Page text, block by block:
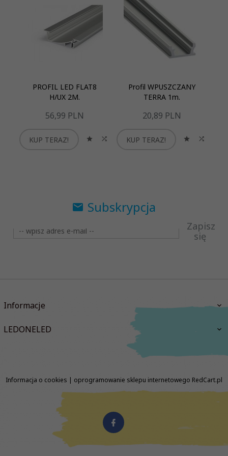
PROFIL LED FLAT8
H/UX 2M.
56,99 PLN
KUP TERAZ!
Profil WPUSZCZANY
TERRA 1m.
20,89 PLN
KUP TERAZ!
Subskrypcja
Zapisz
się
Informacje
LEDONELED
biuro@ledoneled.pl
Informacja o cookies | oprogramowanie sklepu internetowego RedCart.pl